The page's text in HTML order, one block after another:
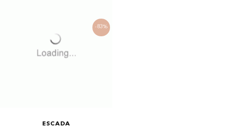
-83%
ESCADA